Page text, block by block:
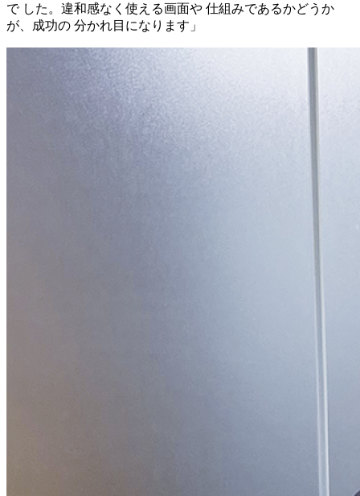
で した。違和感なく使える画面や 仕組みであるかどうか
が、成功の 分かれ目になります」